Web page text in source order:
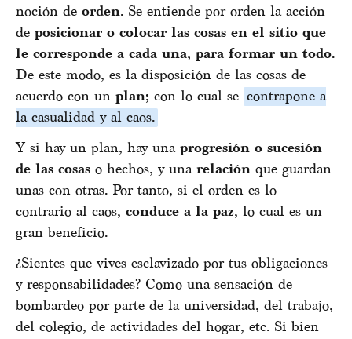
noción de orden. Se entiende por orden la acción
de posicionar o colocar las cosas en el sitio que
le corresponde a cada una, para formar un todo.
De este modo, es la disposición de las cosas de
acuerdo con un plan; con lo cual se contrapone a
la casualidad y al caos.
Y si hay un plan, hay una progresión o sucesión
de las cosas o hechos, y una relación que guardan
unas con otras. Por tanto, si el orden es lo
contrario al caos, conduce a la paz, lo cual es un
gran beneficio.
¿Sientes que vives esclavizado por tus obligaciones
y responsabilidades? Como una sensación de
bombardeo por parte de la universidad, del trabajo,
del colegio, de actividades del hogar, etc. Si bien